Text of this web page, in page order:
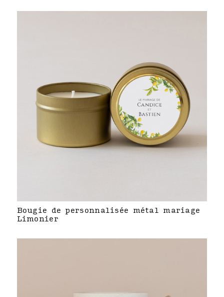
Bougie de personnalisée métal mariage
Limonier